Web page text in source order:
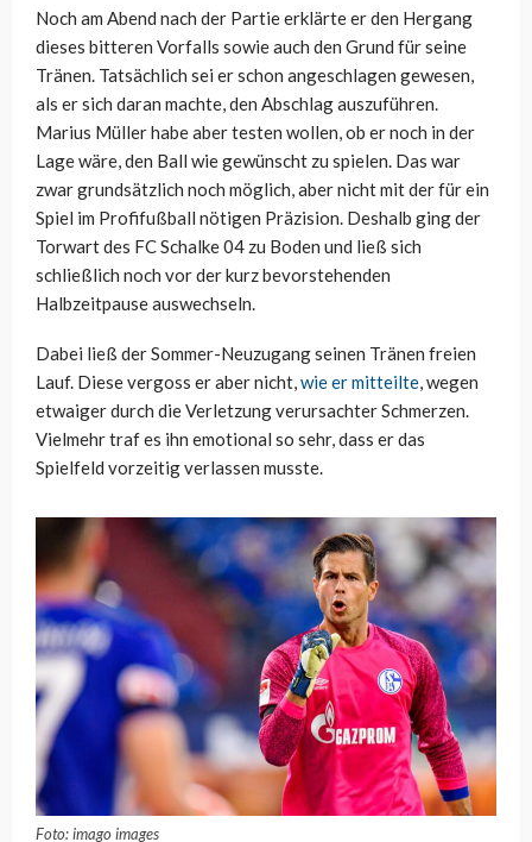
Noch am Abend nach der Partie erklärte er den Hergang
dieses bitteren Vorfalls sowie auch den Grund für seine
Tränen. Tatsächlich sei er schon angeschlagen gewesen,
als er sich daran machte, den Abschlag auszuführen.
Marius Müller habe aber testen wollen, ob er noch in der
Lage wäre, den Ball wie gewünscht zu spielen. Das war
zwar grundsätzlich noch möglich, aber nicht mit der für ein
Spiel im Profifußball nötigen Präzision. Deshalb ging der
Torwart des FC Schalke 04 zu Boden und ließ sich
schließlich noch vor der kurz bevorstehenden
Halbzeitpause auswechseln.
Dabei ließ der Sommer-Neuzugang seinen Tränen freien
Lauf. Diese vergoss er aber nicht,wie er mitteilte, wegen
etwaiger durch die Verletzung verursachter Schmerzen.
Vielmehr traf es ihn emotional so sehr, dass er das
Spielfeld vorzeitig verlassen musste.
Foto: imago images